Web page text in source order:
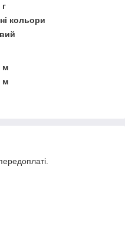
г
кольори
м
м